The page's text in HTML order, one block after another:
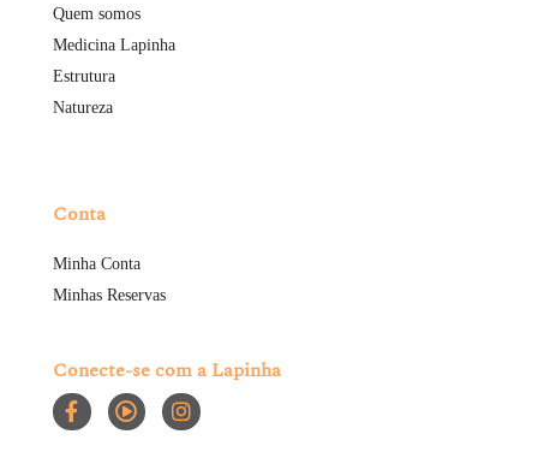
Quem somos
Medicina Lapinha
Estrutura
Natureza
Conta
Minha Conta
Minhas Reservas
Conecte-se com a Lapinha